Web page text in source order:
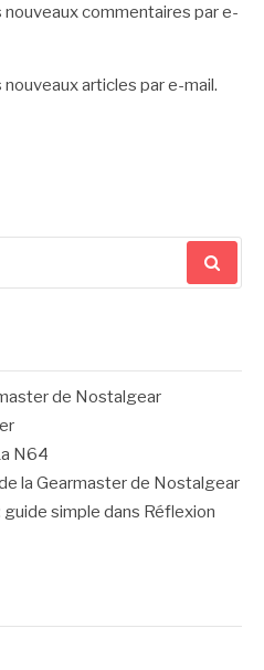
commentaires par e-
articles par e-mail.
de Nostalgear
N64
la Gearmaster de Nostalgear
guide simple dans Réflexion